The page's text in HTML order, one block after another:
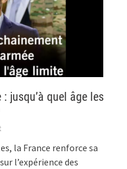
jusqu’à quel âge les
la France renforce sa
l’expérience des